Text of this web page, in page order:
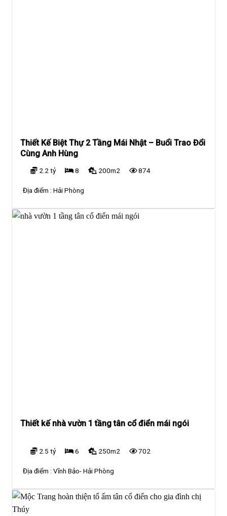
Thiết Kế Biệt Thự 2 Tầng Mái Nhật – Buổi Trao Đổi
Cùng Anh Hùng
2.2 tỷ 8 200m2 874
Địa điểm :Hải Phòng
Thiết kế nhà vườn 1 tầng tân cổ điển mái ngói
2.5 tỷ 6 250m2 702
Địa điểm :Vĩnh Bảo- Hải Phòng